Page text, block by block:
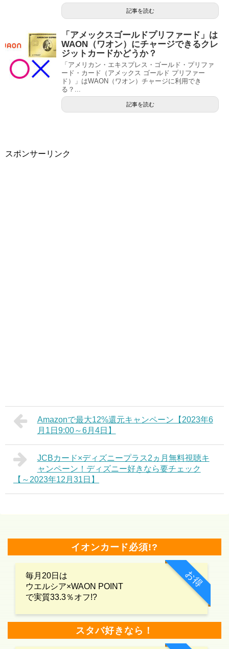
記事を読む
「アメックスゴールドプリファード」は
WAON（ワオン）にチャージできるクレ
ジットカードかどうか？
「アメリカン・エキスプレス・ゴールド・プリファ
ード・カード（アメックス ゴールド プリファー
ド）」はWAON（ワオン）チャージに利用でき
る？...
記事を読む
スポンサーリンク
Amazonで最大12%還元キャンペーン【2023年6
月1日9:00～6月4日】
JCBカード×ディズニープラス2ヵ月無料視聴キ
ャンペーン！ディズニー好きなら要チェック
【～2023年12月31日】
イオンカード必須!?
お得
毎月20日は
ウエルシア×WAON POINT
で実質33.3％オフ!?
スタバ好きなら！